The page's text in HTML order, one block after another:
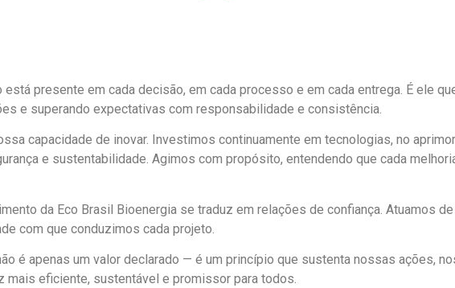
presente em cada decisão, em cada processo e em cada entrega. É ele
e superando expectativas com responsabilidade e consistência.
capacidade de inovar. Investimos continuamente em tecnologias, no
e sustentabilidade. Agimos com propósito, entendendo que cada
da Eco Brasil Bioenergia se traduz em relações de confiança. Atuamos
com que conduzimos cada projeto.
é apenas um valor declarado — é um princípio que sustenta nossas ações,
mais eficiente, sustentável e promissor para todos.